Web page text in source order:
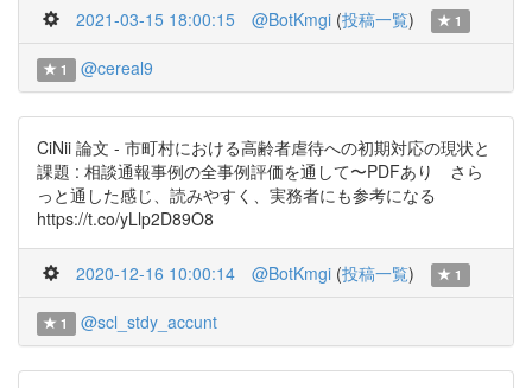
2021-03-15 18:00:15 @BotKmgi (投稿一覧) 1
1 @cereal9
CiNii 論文 - 市町村における高齢者虐待への初期対応の現状と
課題 : 相談通報事例の全事例評価を通して〜PDFあり さら
っと通した感じ、読みやすく、実務者にも参考になる
https://t.co/yLlp2D89O8
2020-12-16 10:00:14 @BotKmgi (投稿一覧) 1
1 @scl_stdy_accunt